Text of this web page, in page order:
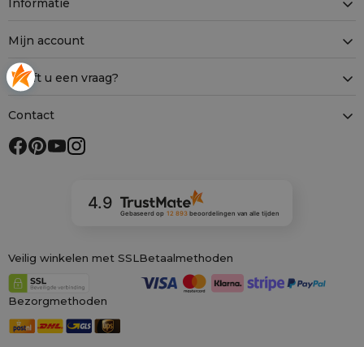
Informatie
Mijn account
Heeft u een vraag?
Contact
4.9
Gebaseerd op 12 893 beoordelingenvan alle tijden
Veilig winkelen met SSL Betaalmethoden
Bezorgmethoden